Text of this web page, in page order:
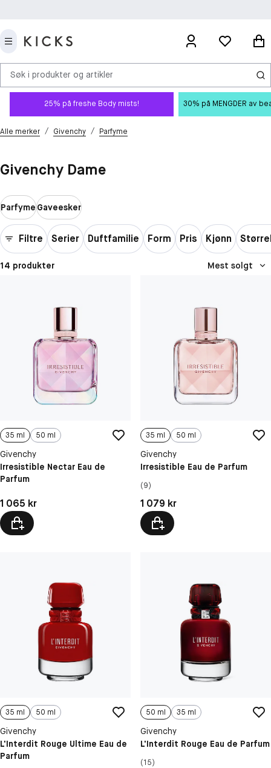
Søk i produkter og artikler
25% på freshe Body mists! 30% på MENGDER av
Alle merker / Givenchy / Parfyme
Givenchy Dame
ParfymeGaveesker
Filtre Serier Duftfamilie Form Pris Kjønn
14 produkter Mest solgt
35 ml 50 ml
Givenchy
Irresistible Nectar Eau de
Parfum
Pris: 1 065 kr
1 065 kr
35 ml 50 ml
Givenchy
Irresistible Eau de Parfum
(9)
Pris: 1 079 kr
1 079 kr
35 ml 50 ml
Givenchy
L'Interdit Rouge Ultime Eau de
Parfum
50 ml 35 ml
Givenchy
L'Interdit Rouge Eau de Parfum
(15)